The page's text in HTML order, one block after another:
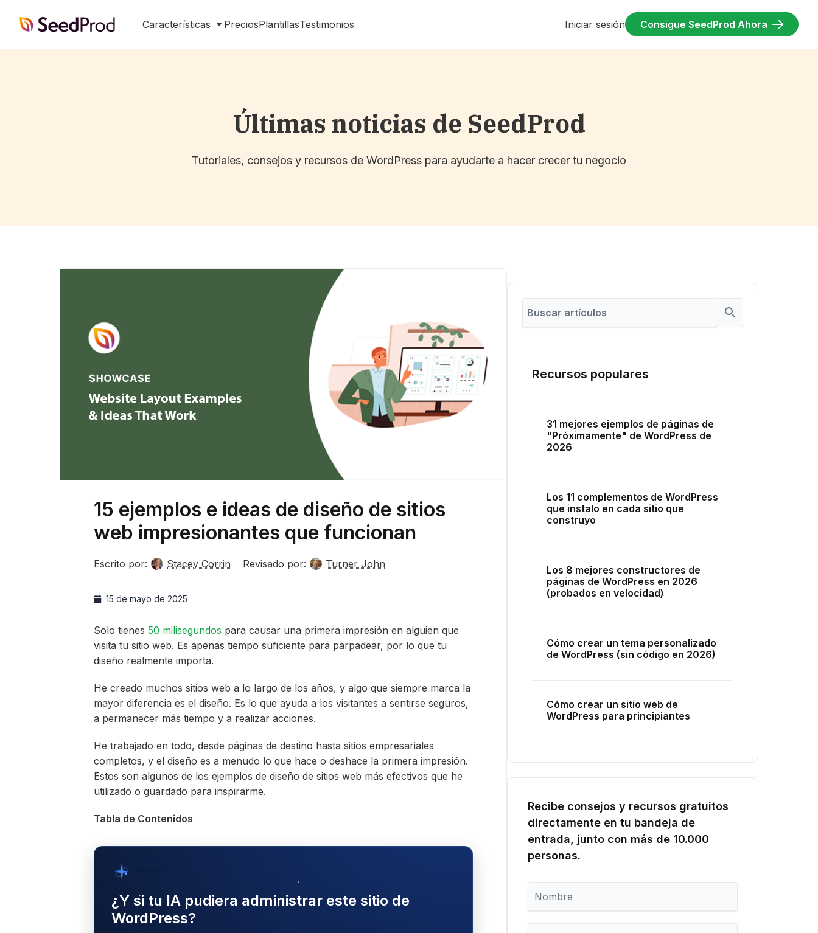
SeedProd Características PreciosPlantillasTestimonios Iniciar sesión Consigue SeedProd Ahora
Últimas noticias de SeedProd
Tutoriales, consejos y recursos de WordPress para ayudarte a hacer crecer tu negocio
15 ejemplos e ideas de diseño de sitios
web impresionantes que funcionan
Escrito por: Stacey Corrin Revisado por: Turner John
15 de mayo de 2025
Solo tienes 50 milisegundos para causar una primera impresión en alguien que
visita tu sitio web. Es apenas tiempo suficiente para parpadear, por lo que tu
diseño realmente importa.
He creado muchos sitios web a lo largo de los años, y algo que siempre marca la
mayor diferencia es el diseño. Es lo que ayuda a los visitantes a sentirse seguros,
a permanecer más tiempo y a realizar acciones.
He trabajado en todo, desde páginas de destino hasta sitios empresariales
completos, y el diseño es a menudo lo que hace o deshace la primera impresión.
Estos son algunos de los ejemplos de diseño de sitios web más efectivos que he
utilizado o guardado para inspirarme.
Tabla de Contenidos
¿Y si tu IA pudiera administrar este sitio de
WordPress?
Recursos populares
31 mejores ejemplos de páginas de
"Próximamente" de WordPress de
2026
Los 11 complementos de WordPress
que instalo en cada sitio que
construyo
Los 8 mejores constructores de
páginas de WordPress en 2026
(probados en velocidad)
Cómo crear un tema personalizado
de WordPress (sin código en 2026)
Cómo crear un sitio web de
WordPress para principiantes
Recibe consejos y recursos gratuitos
directamente en tu bandeja de
entrada, junto con más de 10.000
personas.
m
b